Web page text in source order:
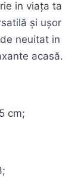
in viața ta
și ușor
neuitat in
acasă.
cm;